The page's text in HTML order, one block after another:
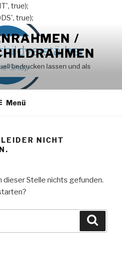
true);
true);
/
bedrucken lassen und als
Menü
NICHT
dieser Stelle nichts gefunden.